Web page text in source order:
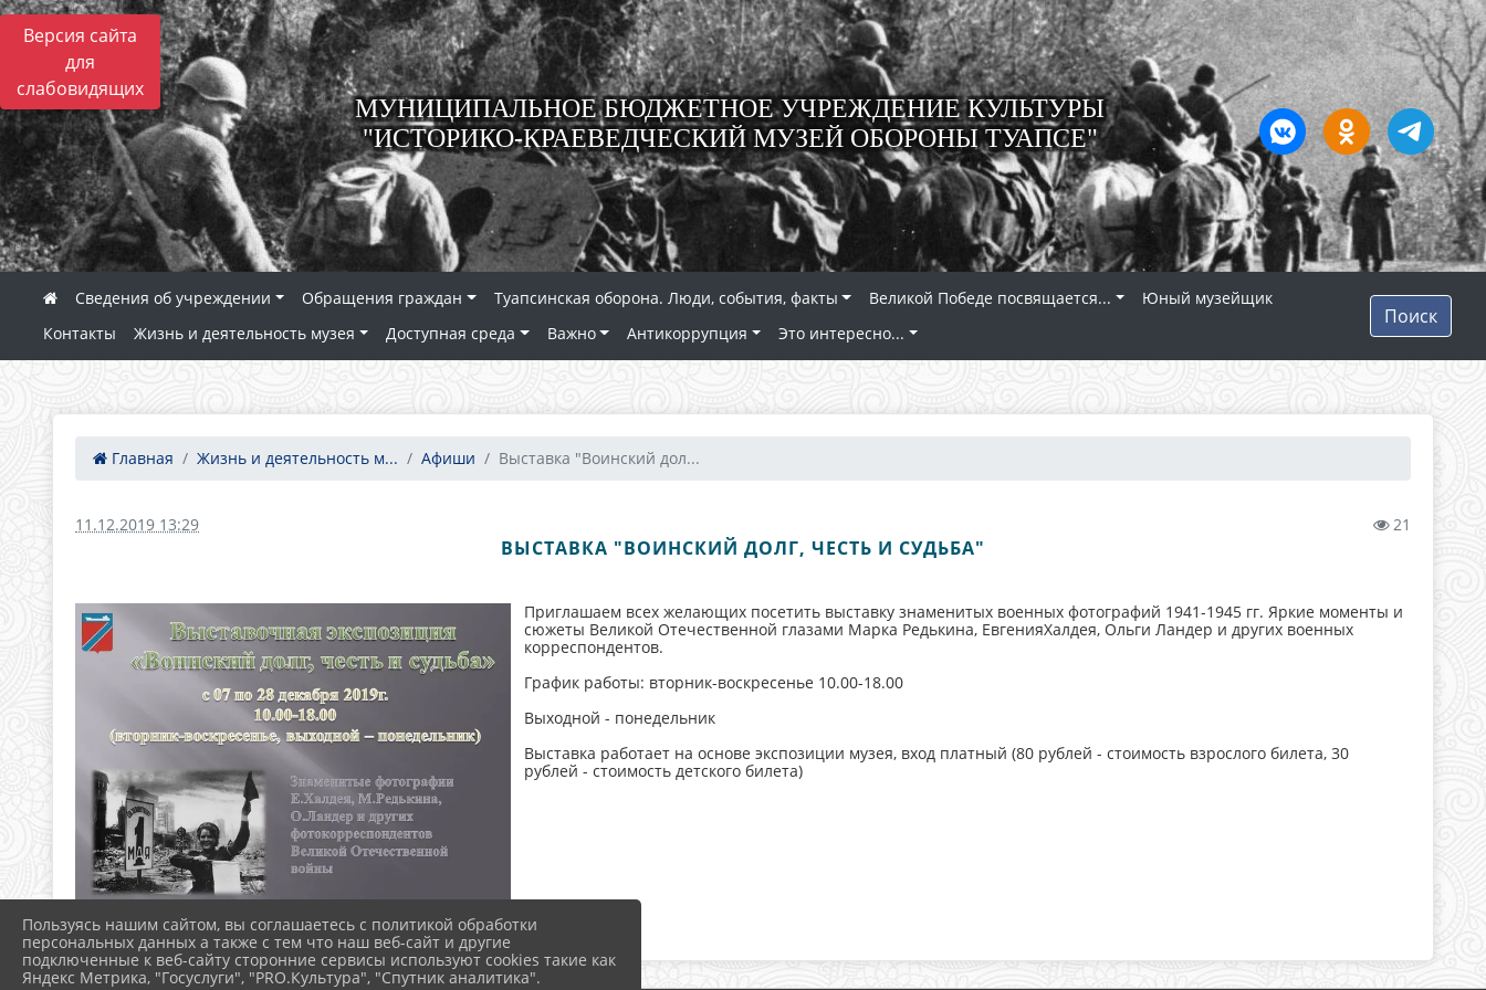
Версия сайта
для
слабовидящих
МУНИЦИПАЛЬНОЕ БЮДЖЕТНОЕ УЧРЕЖДЕНИЕ КУЛЬТУРЫ
"ИСТОРИКО-КРАЕВЕДЧЕСКИЙ МУЗЕЙ ОБОРОНЫ ТУАПСЕ"
Сведения об учреждении Обращения граждан Туапсинская оборона. Люди, события, факты Великой Победе посвящается...
Юный музейщик
Контакты
Жизнь и деятельность музея Доступная среда Важно Антикоррупция Это интересно...
Поиск
Главная Жизнь и деятельность м... Афиши Выставка "Воинский дол...
11.12.2019 13:29 21
ВЫСТАВКА "ВОИНСКИЙ ДОЛГ, ЧЕСТЬ И СУДЬБА"
Приглашаем всех желающих посетить выставку знаменитых военных фотографий 1941-1945 гг. Яркие моменты и
сюжеты Великой Отечественной глазами Марка Редькина, ЕвгенияХалдея, Ольги Ландер и других военных
корреспондентов.
График работы: вторник-воскресенье 10.00-18.00
Выходной - понедельник
Выставка работает на основе экспозиции музея, вход платный (80 рублей - стоимость взрослого билета, 30
рублей - стоимость детского билета)
Пользуясь нашим сайтом, вы соглашаетесь с политикой обработки
персональных данных а также с тем что наш веб-сайт и другие
подключенные к веб-сайту сторонние сервисы используют cookies такие как
Яндекс Метрика, "Госуслуги", "PRO.Культура", "Спутник аналитика".